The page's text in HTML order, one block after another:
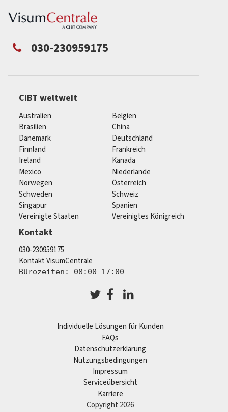
030-230959175
CIBT weltweit
Australien
Belgien
Brasilien
China
Dänemark
Deutschland
Finnland
Frankreich
Ireland
Kanada
Mexico
Niederlande
Norwegen
Österreich
Schweden
Schweiz
Singapur
Spanien
Vereinigte Staaten
Vereinigtes Königreich
Kontakt
030-230959175
Kontakt VisumCentrale
Bürozeiten: 08:00-17:00
Individuelle Lösungen für Kunden
FAQs
Datenschutzerklärung
Nutzungsbedingungen
Impressum
Serviceübersicht
Karriere
Copyright 2026